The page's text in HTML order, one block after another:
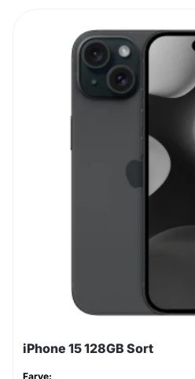
iPhone 15 128GB Sort
Farve: